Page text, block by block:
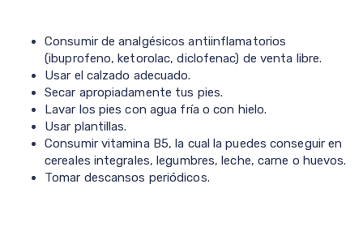
Consumir de analgésicos antiinflamatorios
(ibuprofeno, ketorolac, diclofenac) de venta libre.
Usar el calzado adecuado.
Secar apropiadamente tus pies.
Lavar los pies con agua fría o con hielo.
Usar plantillas.
Consumir vitamina B5, la cual la puedes conseguir en
cereales integrales, legumbres, leche, carne o huevos.
Tomar descansos periódicos.